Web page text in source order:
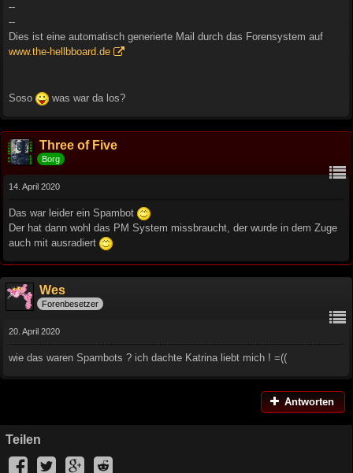
--
--
Dies ist eine automatisch generierte Mail durch das Forensystem auf
www.the-hellbboard.de
Soso was war da los?
Three of Five
Borg
14. April 2020
Das war leider ein Spambot
Der hat dann wohl das PM System missbraucht, der wurde in dem Zuge
auch mit ausradiert
Wes
Forenbesetzer
20. April 2020
wie das waren Spambots ? ich dachte Katrina liebt mich ! =((
Antworten
Teilen